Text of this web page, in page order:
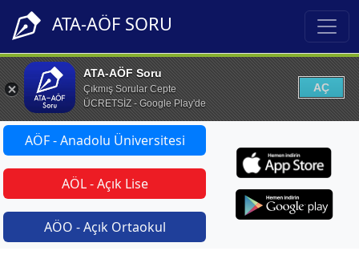
ATA-AÖF SORU
ATA-AÖF Soru
Çıkmış Sorular Cepte
ÜCRETSİZ - Google Play'de
AÇ
AÖF - Anadolu Üniversitesi
AÖL - Açık Lise
AÖO - Açık Ortaokul